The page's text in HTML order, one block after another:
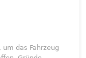
das Fahrzeug